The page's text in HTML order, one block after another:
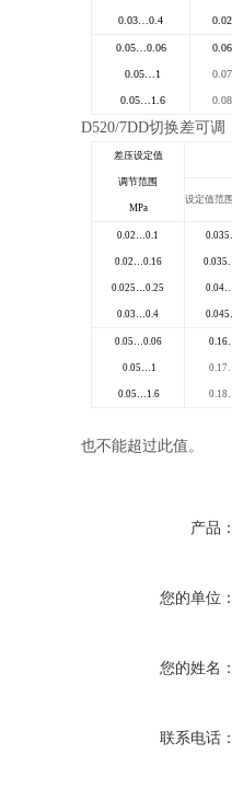
0.03…0.4 0.02
0.05…0.06
0.05…1
0.05…1.6
0.06
0.07
0.08
D520/7DD切换差可调
差压设定值
调节范围
MPa
设定值范
0.02…0.1
0.02…0.16
0.025…0.25
0.03…0.4
0.05…0.06
0.05…1
0.05…1.6
也不能超过此值。
产品
您的单位
您的姓名
联系电话